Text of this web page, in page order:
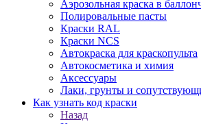
Аэрозольная краска в
Полировальные пасты
Краски RAL
Краски NCS
Автокраска для краскопульта
Автокосметика и химия
Аксессуары
Лаки, грунты и
Как узнать код краски
Назад